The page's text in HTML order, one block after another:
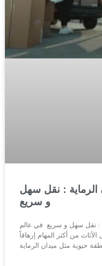
الرماية : نقل سهل
و سريع
: نقل سهل و سريع في عالم
الأثاث من أكثر المهام إرهاقاً
حيوية مثل ميدان الرماية